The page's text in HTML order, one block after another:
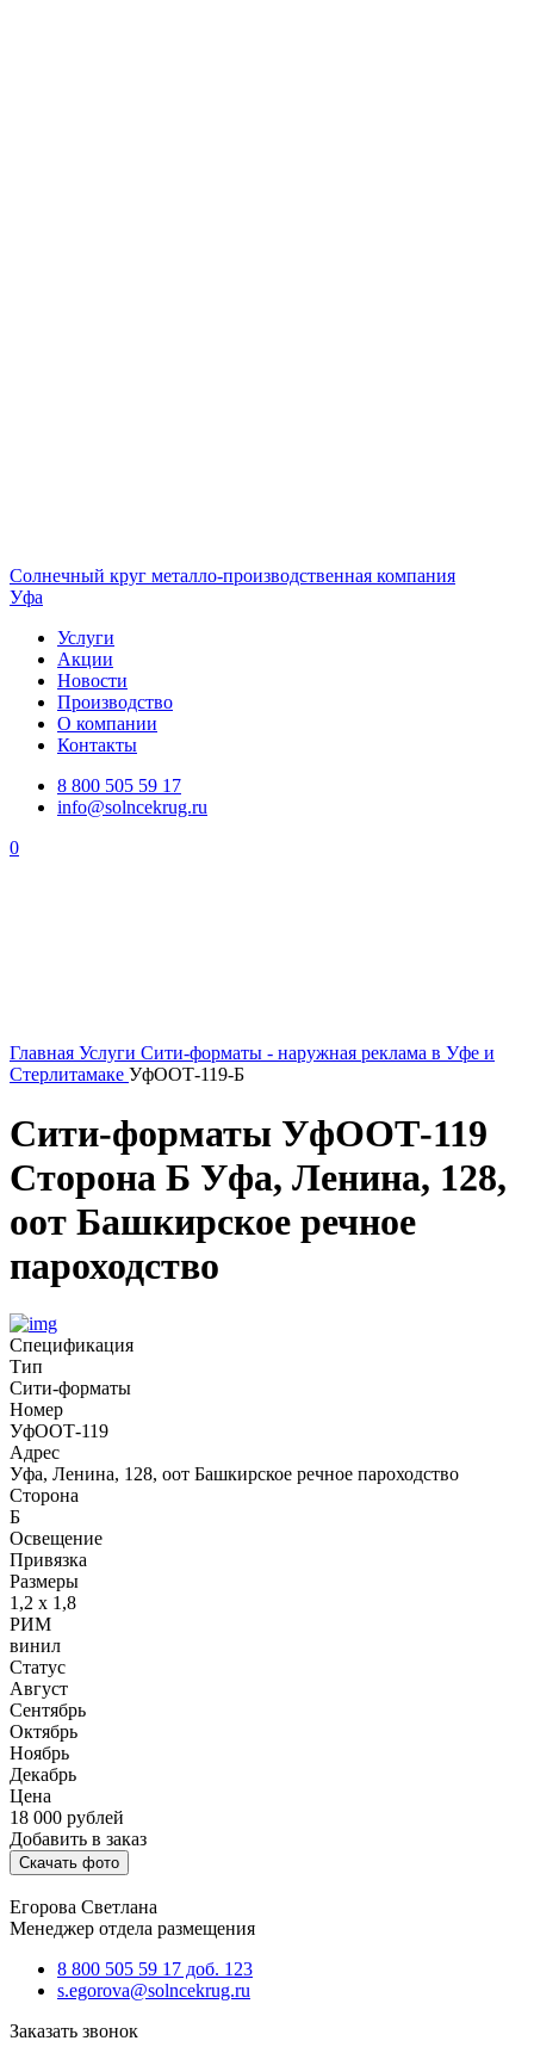
Солнечный круг металло-производственная компания
Уфа
Услуги
Акции
Новости
Производство
О компании
Контакты
8 800 505 59 17
info@solncekrug.ru
0
Главная Услуги Сити-форматы - наружная реклама в Уфе и
Стерлитамаке УфООТ-119-Б
Сити-форматы УфООТ-119
Сторона Б Уфа, Ленина, 128,
оот Башкирское речное
пароходство
Спецификация
Тип
Сити-форматы
Номер
УфООТ-119
Адрес
Уфа, Ленина, 128, оот Башкирское речное пароходство
Сторона
Б
Освещение
Привязка
Размеры
1,2 х 1,8
РИМ
винил
Статус
Август
Сентябрь
Октябрь
Ноябрь
Декабрь
Цена
18 000 рублей
Добавить в заказ
Скачать фото
Егорова Светлана
Менеджер отдела размещения
8 800 505 59 17 доб. 123
s.egorova@solncekrug.ru
Заказать звонок